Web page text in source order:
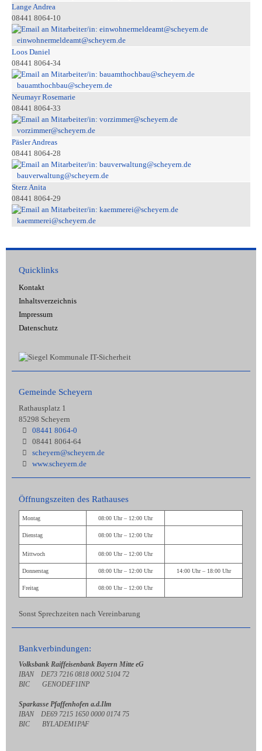
Lange Andrea
08441 8064-10
einwohnermeldeamt@scheyern.de
Loos Daniel
08441 8064-34
bauamthochbau@scheyern.de
Neumayr Rosemarie
08441 8064-33
vorzimmer@scheyern.de
Päsler Andreas
08441 8064-28
bauverwaltung@scheyern.de
Sterz Anita
08441 8064-29
kaemmerei@scheyern.de
Quicklinks
Kontakt
Inhaltsverzeichnis
Impressum
Datenschutz
Gemeinde Scheyern
Rathausplatz 1
85298 Scheyern
08441 8064-0
08441 8064-64
scheyern@scheyern.de
www.scheyern.de
Öffnungszeiten des Rathauses
Montag 08:00 Uhr – 12:00 Uhr
Dienstag 08:00 Uhr – 12:00 Uhr
Mittwoch 08:00 Uhr – 12:00 Uhr
Donnerstag 08:00 Uhr – 12:00 Uhr 14:00 Uhr – 18:00 Uhr
Freitag 08:00 Uhr – 12:00 Uhr
Sonst Sprechzeiten nach Vereinbarung
Bankverbindungen:
Volksbank Raiffeisenbank Bayern Mitte eG
IBAN DE73 7216 0818 0002 5104 72
BIC GENODEF1INP
Sparkasse Pfaffenhofen a.d.Ilm
IBAN DE69 7215 1650 0000 0174 75
BIC BYLADEM1PAF